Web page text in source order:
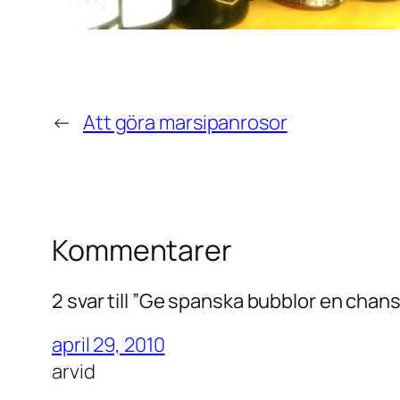
← Att göra marsipanrosor
Kommentarer
2 svar till ”Ge spanska bubblor en
april 29, 2010
arvid